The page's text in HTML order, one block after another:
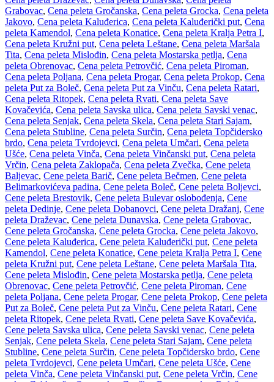
Grabovac, Cena peleta Gročanska, Cena peleta Grocka, Cena peleta
Jakovo, Cena peleta Kaluđerica, Cena peleta Kaluđerički put, Cena
peleta Kamendol, Cena peleta Konatice, Cena peleta Kralja Petra I,
Cena peleta Kružni put, Cena peleta Leštane, Cena peleta Maršala
Tita, Cena peleta Mislođin, Cena peleta Mostarska petlja, Cena
peleta Obrenovac, Cena peleta Petrovčić, Cena peleta Piroman,
Cena peleta Poljana, Cena peleta Progar, Cena peleta Prokop, Cena
peleta Put za Boleč, Cena peleta Put za Vinču, Cena peleta Ratari,
Cena peleta Ritopek, Cena peleta Rvati, Cena peleta Save
Kovačevića, Cena peleta Savska ulica, Cena peleta Savski venac,
Cena peleta Senjak, Cena peleta Skela, Cena peleta Stari Sajam,
Cena peleta Stubline, Cena peleta Surčin, Cena peleta Topčidersko
brdo, Cena peleta Tvrdojevci, Cena peleta Umčari, Cena peleta
Ušće, Cena peleta Vinča, Cena peleta Vinčanski put, Cena peleta
Vrčin, Cena peleta Zaklopača, Cena peleta Zvečka, Cene peleta
Baljevac, Cene peleta Barič, Cene peleta Bečmen, Cene peleta
Belimarkovićeva padina, Cene peleta Boleč, Cene peleta Boljevci,
Cene peleta Brestovik, Cene peleta Bulevar oslobođenja, Cene
peleta Dedinje, Cene peleta Dobanovci, Cene peleta Dražanj, Cene
peleta Draževac, Cene peleta Dunavska, Cene peleta Grabovac,
Cene peleta Gročanska, Cene peleta Grocka, Cene peleta Jakovo,
Cene peleta Kaluđerica, Cene peleta Kaluđerički put, Cene peleta
Kamendol, Cene peleta Konatice, Cene peleta Kralja Petra I, Cene
peleta Kružni put, Cene peleta Leštane, Cene peleta Maršala Tita,
Cene peleta Mislođin, Cene peleta Mostarska petlja, Cene peleta
Obrenovac, Cene peleta Petrovčić, Cene peleta Piroman, Cene
peleta Poljana, Cene peleta Progar, Cene peleta Prokop, Cene peleta
Put za Boleč, Cene peleta Put za Vinču, Cene peleta Ratari, Cene
peleta Ritopek, Cene peleta Rvati, Cene peleta Save Kovačevića,
Cene peleta Savska ulica, Cene peleta Savski venac, Cene peleta
Senjak, Cene peleta Skela, Cene peleta Stari Sajam, Cene peleta
Stubline, Cene peleta Surčin, Cene peleta Topčidersko brdo, Cene
peleta Tvrdojevci, Cene peleta Umčari, Cene peleta Ušće, Cene
peleta Vinča, Cene peleta Vinčanski put, Cene peleta Vrčin, Cene